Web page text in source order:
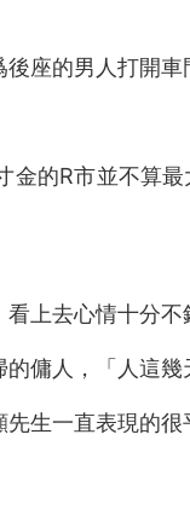
座的男人打開車
R市並不算最
上去心情十分不
人，「人這幾
一直表現的很